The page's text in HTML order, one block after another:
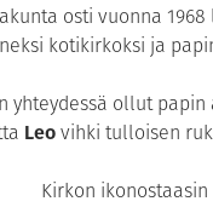
osti vuonna
kotikirkoksi ja
yhteydessä ollut
Leovihki tulloisen
Kirkon